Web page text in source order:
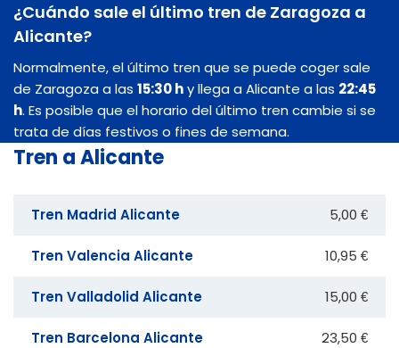
¿Cuándo sale el último tren de Zaragoza a
Alicante?
Normalmente, el último tren que se puede coger sale
de Zaragoza a las 15:30 hy llega a Alicante a las 22:45
h. Es posible que el horario del último tren cambie si se
trata de días festivos o fines de semana.
Tren a Alicante
Tren Madrid Alicante 5,00 €
Tren Valencia Alicante 10,95 €
Tren Valladolid Alicante 15,00 €
Tren Barcelona Alicante 23,50 €